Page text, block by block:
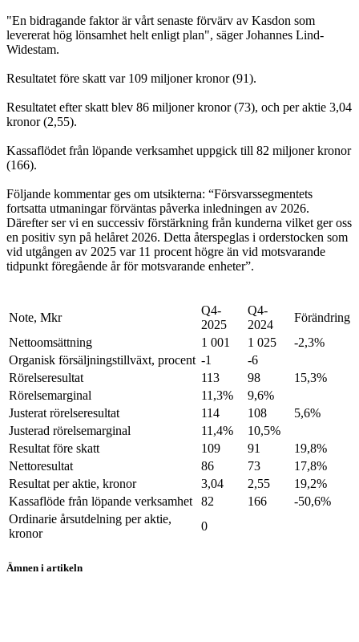
"En bidragande faktor är vårt senaste förvärv av Kasdon som
levererat hög lönsamhet helt enligt plan", säger Johannes Lind-
Widestam.
Resultatet före skatt var 109 miljoner kronor (91).
Resultatet efter skatt blev 86 miljoner kronor (73), och per aktie 3,04
kronor (2,55).
Kassaflödet från löpande verksamhet uppgick till 82 miljoner kronor
(166).
Följande kommentar ges om utsikterna: “Försvarssegmentets
fortsatta utmaningar förväntas påverka inledningen av 2026.
Därefter ser vi en successiv förstärkning från kunderna vilket ger oss
en positiv syn på helåret 2026. Detta återspeglas i orderstocken som
vid utgången av 2025 var 11 procent högre än vid motsvarande
tidpunkt föregående år för motsvarande enheter”.
Note, Mkr
Q4-
2025
Q4-
2024
Förändring
Nettoomsättning
1 001 1 025
-2,3%
Organisk försäljningstillväxt, procent -1
-6
Rörelseresultat
113 98
15,3%
Rörelsemarginal
11,3%
9,6%
Justerat rörelseresultat
114 108
5,6%
Justerad rörelsemarginal
11,4%
10,5%
Resultat före skatt
109 91
19,8%
Nettoresultat
86 73
17,8%
Resultat per aktie, kronor
3,04 2,55
19,2%
Kassaflöde från löpande verksamhet
82 166
-50,6%
Ordinarie årsutdelning per aktie,
kronor
0
Ämnen i artikeln